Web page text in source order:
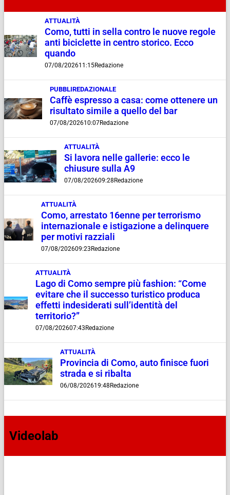
ATTUALITÀ
Como, tutti in sella contro le nuove regole
anti biciclette in centro storico. Ecco
quando
07/08/202611:15Redazione
PUBBLIREDAZIONALE
Caffè espresso a casa: come ottenere un
risultato simile a quello del bar
07/08/202610:07Redazione
ATTUALITÀ
Si lavora nelle gallerie: ecco le
chiusure sulla A9
07/08/202609:28 Redazione
ATTUALITÀ
Como, arrestato 16enne per terrorismo
internazionale e istigazione a delinquere
per motivi razziali
07/08/202609:23 Redazione
ATTUALITÀ
Lago di Como sempre più fashion: “Come
evitare che il successo turistico produca
effetti indesiderati sull’identità del
territorio?”
07/08/202607:43 Redazione
ATTUALITÀ
Provincia di Como, auto finisce fuori
strada e si ribalta
06/08/202619:48 Redazione
Videolab